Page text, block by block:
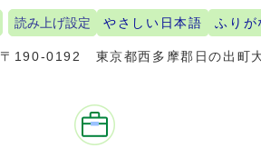
読み上げ設定 やさしい日本語 ふりが
〒190-0192 東京都西多摩郡日の出町